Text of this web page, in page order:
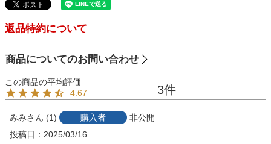
返品特約について
商品についてのお問い合わせ
4.67 3
みみ 1 購入者
非公開
投稿日
2025/03/16